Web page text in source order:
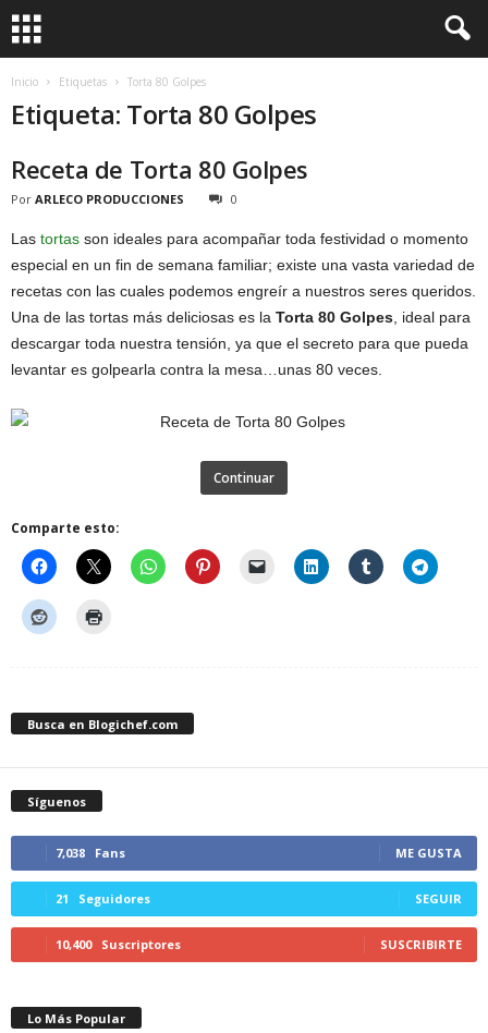
Inicio Etiquetas Torta 80 Golpes
Etiqueta: Torta 80 Golpes
Receta de Torta 80 Golpes
Por ARLECO PRODUCCIONES 0
Las tortas son ideales para acompañar toda festividad o momento
especial en un fin de semana familiar; existe una vasta variedad de
recetas con las cuales podemos engreír a nuestros seres queridos.
Una de las tortas más deliciosas es la Torta 80 Golpes , ideal para
descargar toda nuestra tensión, ya que el secreto para que pueda
levantar es golpearla contra la mesa…unas 80 veces.
Continuar
Comparte esto:
Busca en Blogichef.com
Síguenos
7,038 Fans ME GUSTA
21 Seguidores SEGUIR
10,400 Suscriptores SUSCRIBIRTE
Lo Más Popular